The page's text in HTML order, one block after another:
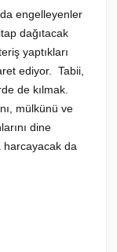
engelleyenler
dağıtacak
yaptıkları
ediyor. Tabii,
de kılmak.
mülkünü ve
dine
harcayacak da